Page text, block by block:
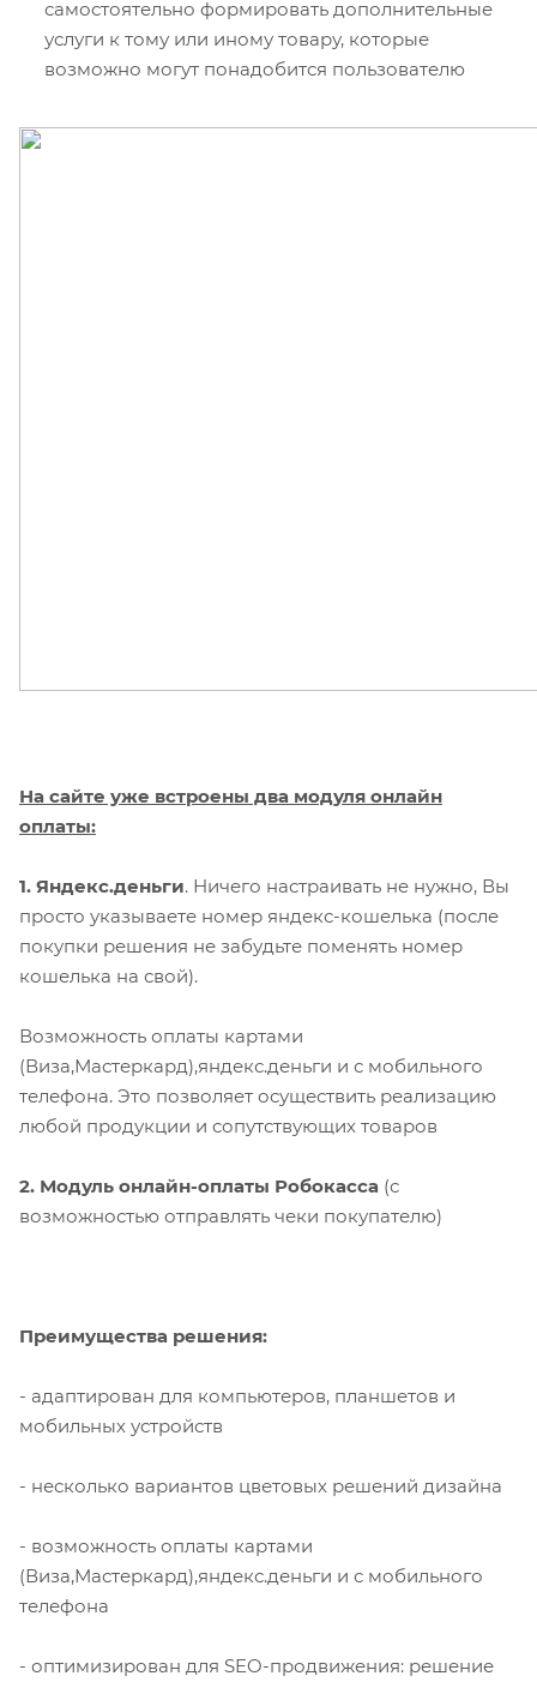
самостоятельно формировать дополнительные
услуги к тому или иному товару, которые
возможно могут понадобится пользователю
На сайте уже встроены два модуля онлайн
оплаты:
1. Яндекс.деньги. Ничего настраивать не нужно, Вы
просто указываете номер яндекс-кошелька (после
покупки решения не забудьте поменять номер
кошелька на свой).
Возможность оплаты картами
(Виза,Мастеркард),яндекс.деньги и с мобильного
телефона. Это позволяет осуществить реализацию
любой продукции и сопутствующих товаров
2. Модуль онлайн-оплаты Робокасса (с
возможностью отправлять чеки покупателю)
Преимущества решения:
- адаптирован для компьютеров, планшетов и
мобильных устройств
- несколько вариантов цветовых решений дизайна
- возможность оплаты картами
(Виза,Мастеркард),яндекс.деньги и с мобильного
телефона
- оптимизирован для SEO-продвижения: решение